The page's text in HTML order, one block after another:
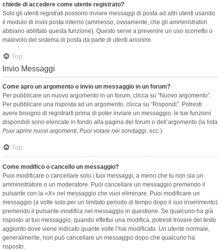
chiede di accedere come utente registrato?
Solo gli utenti registrati possono inviare messaggi di posta ad altri utenti usando
il modulo di invio posta interno (ammesso, ovviamente, che gli amministratori
abbiano abilitato questa funzione). Questo serve a prevenire un uso scorretto o
malevolo del sistema di posta da parte di utenti anonimi.
Top
Invio Messaggi
Come apro un argomento o invio un messaggio in un forum?
Per pubblicare un nuovo argomento in un forum, clicca su “Nuovo argomento”.
Per pubblicare una risposta ad un argomento, clicca su “Rispondi”. Potresti
avere bisogno di registrarti prima di poter inviare un messaggio: le tue funzioni
disponibili sono elencate in fondo alla pagina del forum o dell’argomento (la lista
Puoi aprire nuovi argomenti, Puoi votare nei sondaggi, ecc.).
Top
Come modifico o cancello un messaggio?
Puoi modificare o cancellare solo i tuoi messaggi, a meno che tu non sia un
amministratore o un moderatore. Puoi cancellare un messaggio premendo il
pulsante con la «X» nel messaggio che vuoi eliminare. Puoi modificare un
messaggio (a volte solo per un limitato periodo di tempo dopo il suo inserimento)
premendo il pulsante modifica nel messaggio in questione. Se qualcuno ha già
risposto al tuo messaggio, quando effettui una modifica, potresti trovare del testo
aggiunto dove viene indicato quante volte l’hai modificato. Un utente normale,
generalmente, non può cancellare un messaggio dopo che qualcuno ha
risposto.